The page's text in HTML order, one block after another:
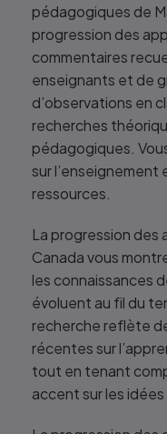
pédagogiques de
progression des
commentaires
enseignants et de
d’observations en
recherches
pédagogiques.
sur l’enseignement
ressources.
La progression des
Canada vous
les connaissances
évoluent au fil du
recherche reflète
récentes sur
tout en tenant
accent sur les